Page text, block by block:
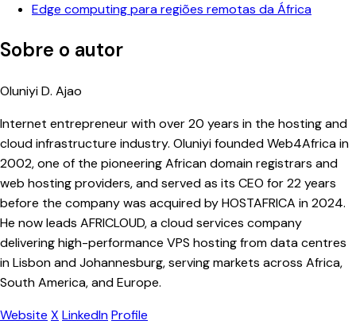
Edge computing para regiões remotas da África
Sobre o autor
Oluniyi D. Ajao
Internet entrepreneur with over 20 years in the hosting and
cloud infrastructure industry. Oluniyi founded Web4Africa in
2002, one of the pioneering African domain registrars and
web hosting providers, and served as its CEO for 22 years
before the company was acquired by HOSTAFRICA in 2024.
He now leads AFRICLOUD, a cloud services company
delivering high-performance VPS hosting from data centres
in Lisbon and Johannesburg, serving markets across Africa,
South America, and Europe.
Website X LinkedInProfile